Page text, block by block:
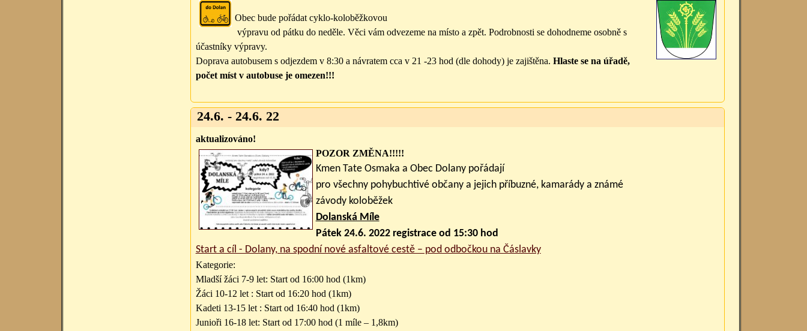
Obec bude pořádat cyklo-koloběžkovou
výpravu od pátku do neděle. Věci vám odvezeme na místo a zpět. Podrobnosti se dohodneme osobně s
účastníky výpravy.
Doprava autobusem s odjezdem v 8:30 a návratem cca v 21 -23 hod (dle dohody) je zajištěna. Hlaste se na úřadě,
počet míst v autobuse je omezen!!!
24.6. - 24.6. 22
aktualizováno!
POZOR ZMĚNA!!!!!
Kmen Tate Osmaka a Obec Dolany pořádají
pro všechny pohybuchtivé občany a jejich příbuzné, kamarády a známé
závody koloběžek
Dolanská Míle
Pátek 24.6. 2022 registrace od 15:30 hod
Start a cíl - Dolany, na spodní nové asfaltové cestě – pod odbočkou na Čáslavky
Kategorie:
Mladší žáci 7-9 let: Start od 16:00 hod (1km)
Žáci 10-12 let : Start od 16:20 hod (1km)
Kadeti 13-15 let : Start od 16:40 hod (1km)
Junioři 16-18 let: Start od 17:00 hod (1 míle – 1,8km)